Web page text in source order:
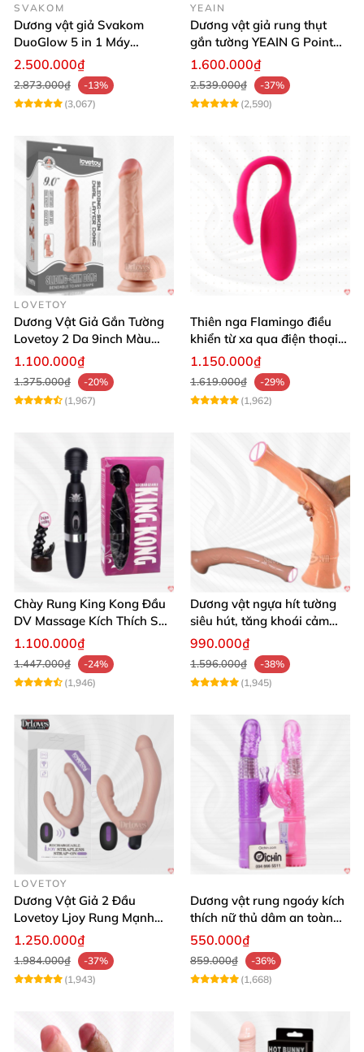
SVAKOM
Dương vật giả Svakom
DuoGlow 5 in 1 Máy
Massage Điểm G & Âm Vật
Điều Khiển App
2.500.000₫
2.873.000₫
-13%
(3,067)
YEAIN
Dương vật giả rung thụt
gắn tường YEAIN G Point
siêu thực điều khiển từ xa
1.600.000₫
2.539.000₫
-37%
(2,590)
LOVETOY
Dương Vật Giả Gắn Tường
Lovetoy 2 Da 9inch Màu
Flesh Hàng Chính Hãng
1.100.000₫
1.375.000₫
-20%
(1,967)
Thiên nga Flamingo điều
khiển từ xa qua điện thoại
cực dễ dàng
1.150.000₫
1.619.000₫
-29%
(1,962)
Chày Rung King Kong Đầu
DV Massage Kích Thích Sâu
Mạnh Mẽ
1.100.000₫
1.447.000₫
-24%
(1,946)
Dương vật ngựa hít tường
siêu hút, tăng khoái cảm
tận hưởng
990.000₫
1.596.000₫
-38%
(1,945)
LOVETOY
Dương Vật Giả 2 Đầu
Lovetoy Ljoy Rung Mạnh
ĐKTX Hút Sâu
1.250.000₫
1.984.000₫
-37%
(1,943)
Dương vật rung ngoáy kích
thích nữ thủ dâm an toàn
cao cấp
550.000₫
859.000₫
-36%
(1,668)